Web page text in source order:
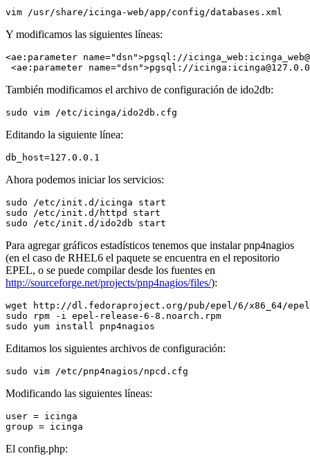
Y modificamos las siguientes líneas:
<ae:parameter name="dsn">pgsql://
También modificamos el archivo de configuración de ido2db:
Editando la siguiente línea:
Ahora podemos iniciar los servicios:
sudo /etc/init.d/icinga start
sudo /etc/init.d/httpd start
Para agregar gráficos estadísticos tenemos que instalar pnp4nagios
(en el caso de RHEL6 el paquete se encuentra en el repositorio
EPEL, o se puede compilar desde los fuentes en
http://sourceforge.net/projects/pnp4nagios/files/):
wget http://dl.fedoraproject.org/pub/epel/6/x86_64/
sudo rpm -i epel-release-6-8.noarch.rpm
Editamos los siguientes archivos de configuración:
Modificando las siguientes líneas:
user = icinga
El config.php: